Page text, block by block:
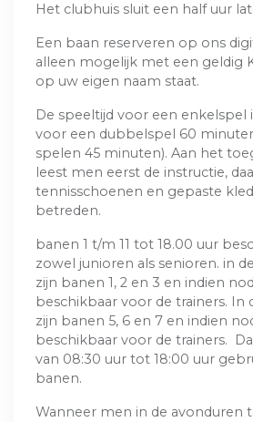
Het clubhuis sluit een half uur
Een baan reserveren op ons
alleen mogelijk met een geldig
op uw eigen naam staat.
De speeltijd voor een enkelspel
voor een dubbelspel 60
spelen 45 minuten). Aan het
leest men eerst de instructie,
tennisschoenen en gepaste
betreden.
banen 1 t/m 11 tot 18.00 uur
zowel junioren als senioren. in
zijn banen 1, 2 en 3 en indien
beschikbaar voor de trainers. In
zijn banen 5, 6 en 7 en indien
beschikbaar voor de trainers.
van 08:30 uur tot 18:00 uur
banen.
Wanneer men in de avonduren